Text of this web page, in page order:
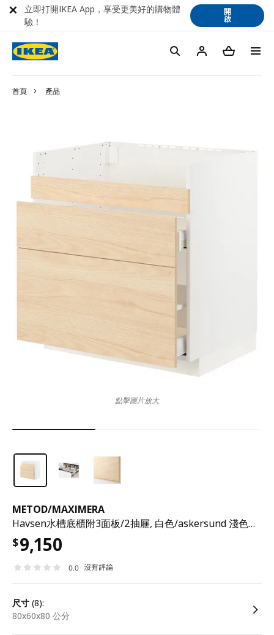
首頁 產品
METOD/MAXIMERA
Havsen水槽底櫃附3面板/2抽屜, 白色/askersund 淺色梣木紋, 80x60x80 公分
$9,150
0.0 沒有評論
尺寸 (8):
80x60x80 公分
點擊圖片放大
立即打開IKEA App，享受更美好的購物體
驗！
開
啟